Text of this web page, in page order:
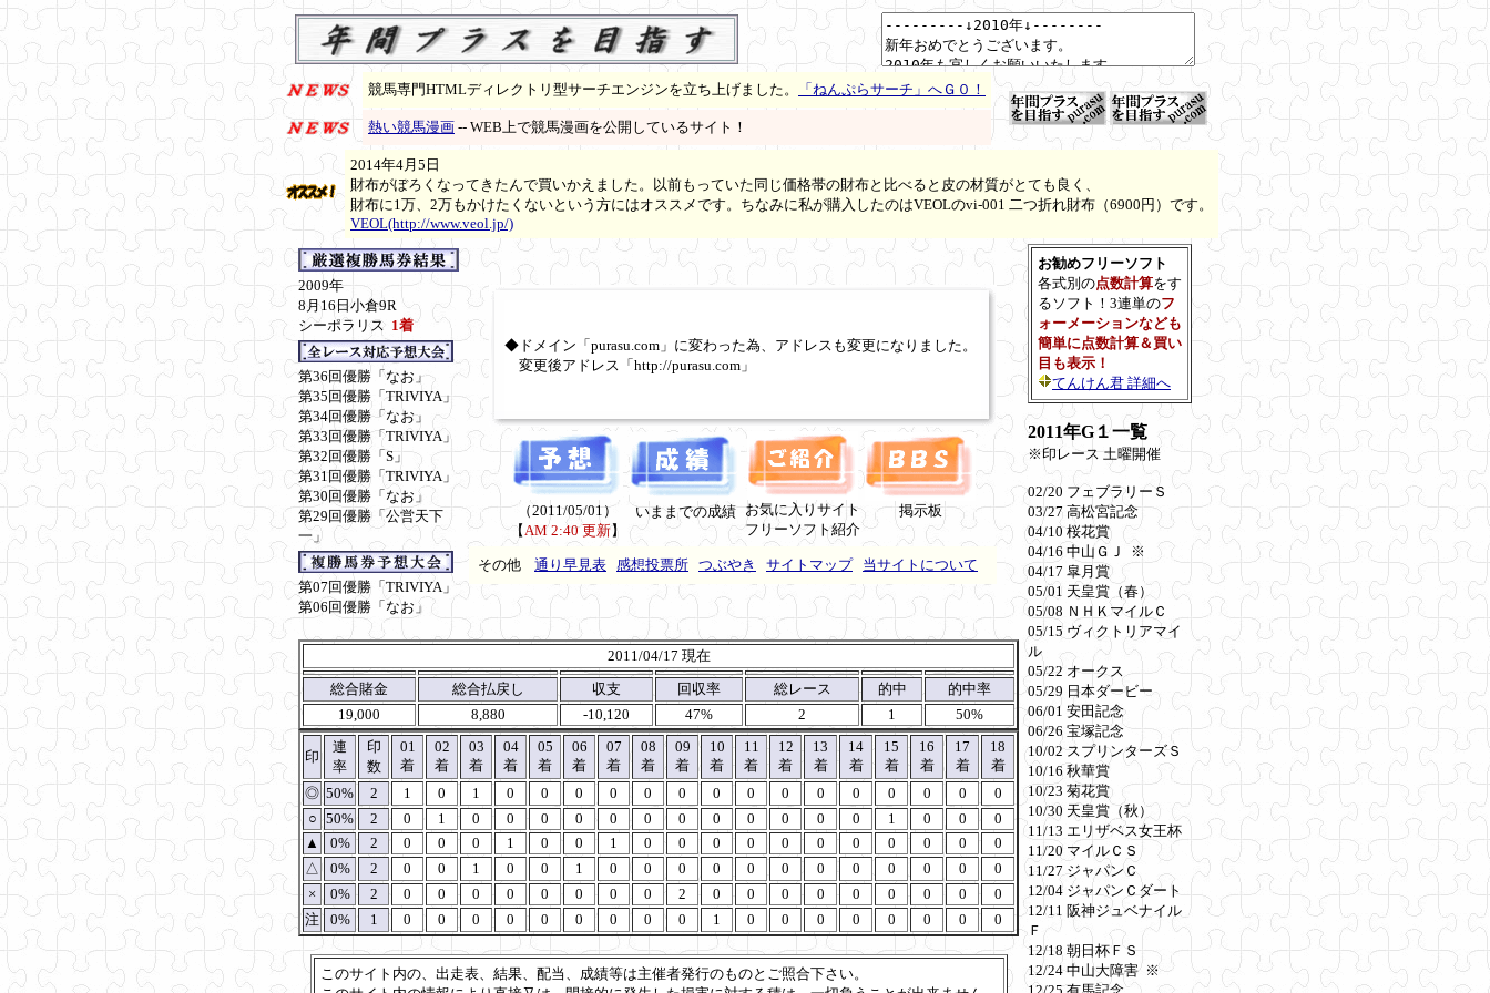
競馬専門HTMLディレクトリ型サーチエンジンを立ち上げました。 「ねんぷらサーチ」へＧ０！
熱い競馬漫画 -- WEB上で競馬漫画を公開しているサイト！
2014年4月5日
財布がぼろくなってきたんで買いかえました。以前もっていた同じ価格帯の財布と比べると皮の材質がとても良く、
財布に1万、2万もかけたくないという方にはオススメです。ちなみに私が購入したのはVEOLのvi-001 二つ折れ財布（6900円）です。
VEOL(http://www.veol.jp/)
2009年
8月16日小倉9R
シーポラリス 1着
第36回優勝「なお」
第35回優勝「TRIVIYA」
第34回優勝「なお」
第33回優勝「TRIVIYA」
第32回優勝「S」
第31回優勝「TRIVIYA」
第30回優勝「なお」
第29回優勝「公営天下
一」
第07回優勝「TRIVIYA」
第06回優勝「なお」
◆ドメイン「purasu.com」に変わった為、アドレスも変更になりました。
変更後アドレス「http://purasu.com」
（2011/05/01）
【AM 2:40 更新】
いままでの成績 お気に入りサイト
フリーソフト紹介
掲示板
その他 通り早見表 感想投票所 つぶやき サイトマップ 当サイトについて
お勧めフリーソフト
各式別の点数計算をす
るソフト！3連単のフ
ォーメーションなども
簡単に点数計算＆買い
目も表示！
てんけん君 詳細へ
2011年G１一覧
※印レース 土曜開催
02/20 フェブラリーＳ
03/27 高松宮記念
04/10 桜花賞
04/16 中山ＧＪ ※
04/17 皐月賞
05/01 天皇賞（春）
05/08 ＮＨＫマイルＣ
05/15 ヴィクトリアマイ
ル
05/22 オークス
05/29 日本ダービー
06/01 安田記念
06/26 宝塚記念
10/02 スプリンターズＳ
10/16 秋華賞
10/23 菊花賞
10/30 天皇賞（秋）
11/13 エリザベス女王杯
11/20 マイルＣＳ
11/27 ジャパンＣ
12/04 ジャパンＣダート
12/11 阪神ジュベナイル
Ｆ
12/18 朝日杯ＦＳ
12/24 中山大障害 ※
2011/04/17 現在
総合賭金
総合払戻し 収支 回収率 総レース 的中
的中率
19,000
8,880 -10,120 47% 2 1 50%
印
連
率
印
数
01
着
02
着
03
着
04
着
05
着
06
着
07
着
08
着
09
着
10
着
11
着
12
着
13
着
14
着
15
着
16
着
17
着
18
着
◎ 50% 2 1 0 1 0 0 0 0 0 0 0 0 0 0 0 0 0 0
0
○ 50% 2 0 1 0 0 0 0 0 0 0 0 0 0 0 0 1 0 0
0
▲
0% 2 0 0 0 1 0 0 1 0 0 0 0 0 0 0 0 0 0
0
△
0% 2 0 0 1 0 0 1 0 0 0 0 0 0 0 0 0 0 0
0
×
0% 2 0 0 0 0 0 0 0 0 2 0 0 0 0 0 0 0 0
0
注
0% 1 0 0 0 0 0 0 0 0 0 1 0 0 0 0 0 0 0 0
このサイト内の、出走表、結果、配当、成績等は主催者発行のものとご照合下さい。